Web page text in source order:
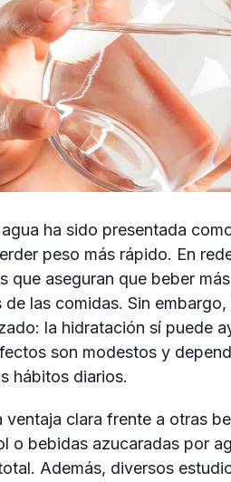
ha sido presentada
peso más rápido. En
que aseguran que beber
las comidas. Sin
la hidratación sí puede
son modestos y
hábitos diarios.
ventaja clara frente a otras
o bebidas azucaradas por
Además, diversos